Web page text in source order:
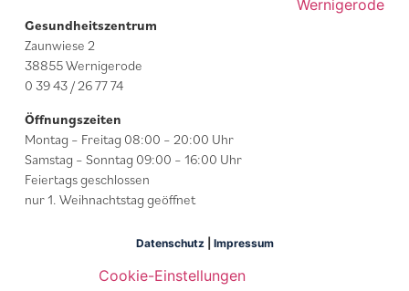
Gesundheitszentrum
Zaunwiese 2
38855 Wernigerode
0 39 43 / 26 77 74
Öffnungszeiten
Montag – Freitag 08:00 – 20:00 Uhr
Samstag – Sonntag 09:00 – 16:00 Uhr
Feiertags geschlossen
nur 1. Weihnachtstag geöffnet
Datenschutz Impressum
Cookie-Einstellungen